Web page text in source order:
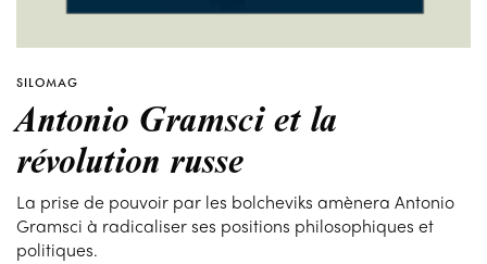
SILOMAG
Antonio Gramsci et la
révolution russe
La prise de pouvoir par les bolcheviks amènera Antonio
Gramsci à radicaliser ses positions philosophiques et
politiques.